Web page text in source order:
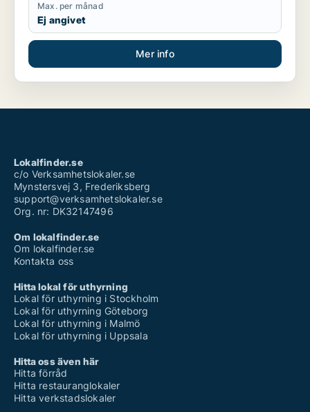
Max. per månad
Ej angivet
Mer info
Lokalfinder.se
c/o Verksamhetslokaler.se
Mynstersvej 3, Frederiksberg
support@verksamhetslokaler.se
Org. nr: DK32147496
Om lokalfinder.se
Om lokalfinder.se
Kontakta oss
Hitta lokal för uthyrning
Lokal för uthyrning i Stockholm
Lokal för uthyrning Göteborg
Lokal för uthyrning i Malmö
Lokal för uthyrning i Uppsala
Hitta oss även här
Hitta förråd
Hitta restauranglokaler
Hitta verkstadslokaler